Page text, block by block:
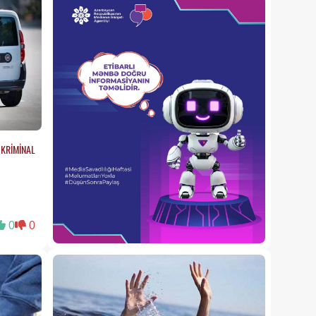
MÜHÜM AÇIQLAMA
07 Avqust 2026 17:37
70 yaşdan yuxarı şəxslərə
kredit
verilirmi?
07 Avqust 2026 17:35
edir? –
07 Avqust 2026 17:15
Rəhbərin “öz ərizənlə çıx”
Məhkəmədə sübut
Evdə araq çəkmək
Hüquqşünaslardan
açıqlama
07 Avqust 2026 16:45
İlham Əliyev yeniFƏRMAN
İMZALADI
KRİMİNAL
0 0